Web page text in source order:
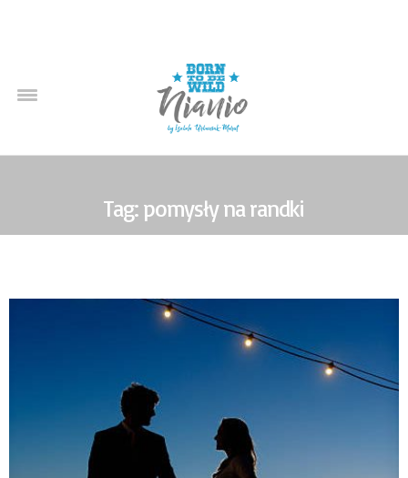
Tag: pomysły na randki